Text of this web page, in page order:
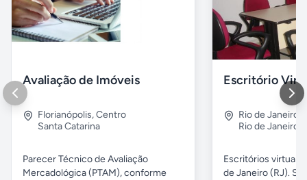
Avaliação de Imóveis
Florianópolis,Centro
Santa Catarina
Parecer Técnico de Avaliação
Mercadológica (PTAM), conforme
Escritório
Rio de Janeiro
Rio de Janeiro
Escritórios virtuais
de Janeiro (RJ).